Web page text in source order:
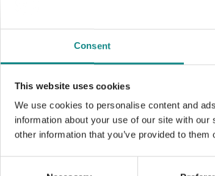
Consent
This website uses cookies
We use cookies to personalise content and
information about your use of our site with
other information that you’ve provided to
Ihre